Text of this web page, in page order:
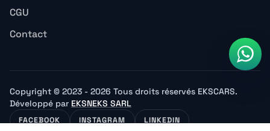
CGU
Contact
Copyright © 2023 - 2026 Tous droits réservés EKSCARS.
Développé par EKSNEKS SARL
FACEBOOK INSTAGRAM LINKEDIN